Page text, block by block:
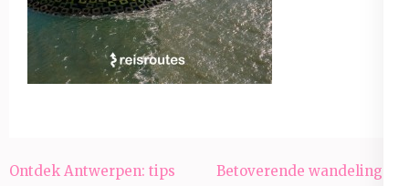
Bericht
Ontdek Antwerpen: tips
Betoverende wandeling in